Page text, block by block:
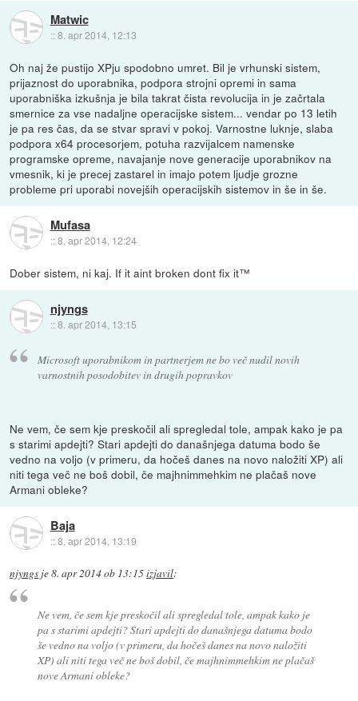
Matwic
::8. apr 2014, 12:13
Oh naj že pustijo XPju spodobno umret. Bil je vrhunski sistem,
prijaznost do uporabnika, podpora strojni opremi in sama
uporabniška izkušnja je bila takrat čista revolucija in je začrtala
smernice za vse nadaljne operacijske sistem... vendar po 13 letih
je pa res čas, da se stvar spravi v pokoj. Varnostne luknje, slaba
podpora x64 procesorjem, potuha razvijalcem namenske
programske opreme, navajanje nove generacije uporabnikov na
vmesnik, ki je precej zastarel in imajo potem ljudje grozne
probleme pri uporabi novejših operacijskih sistemov in še in še.
Mufasa
::8. apr 2014, 12:24
Dober sistem, ni kaj. If it aint broken dont fix it™
njyngs
::8. apr 2014, 13:15
Microsoft uporabnikom in partnerjem ne bo več nudil novih
varnostnih posodobitev in drugih popravkov
Ne vem, če sem kje preskočil ali spregledal tole, ampak kako je pa
s starimi apdejti? Stari apdejti do današnjega datuma bodo še
vedno na voljo (v primeru, da hočeš danes na novo naložiti XP) ali
niti tega več ne boš dobil, če majhnimmehkim ne plačaš nove
Armani obleke?
Baja
::8. apr 2014, 13:19
njyngs je8. apr 2014 ob 13:15izjavil:
Ne vem, če sem kje preskočil ali spregledal tole, ampak kako je
pa s starimi apdejti? Stari apdejti do današnjega datuma bodo
še vedno na voljo (v primeru, da hočeš danes na novo naložiti
XP) ali niti tega več ne boš dobil, če majhnimmehkim ne plačaš
nove Armani obleke?